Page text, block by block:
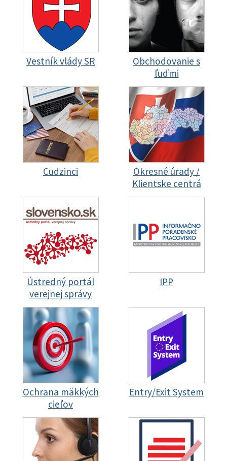
Vestník vlády SR
Obchodovanie s
ľuďmi
Cudzinci
Okresné úrady /
Klientske centrá
Ústredný portál
verejnej správy
IPP
Ochrana mäkkých
cieľov
Entry/Exit System